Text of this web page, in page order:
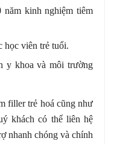
năm kinh nghiệm tiêm
học viên trẻ tuổi.
y khoa và môi trường
filler trẻ hoá cũng như
khách có thể liên hệ
nhanh chóng và chính